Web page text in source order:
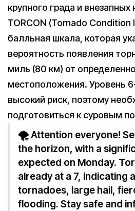
крупного града и внезапных
TORCON (Tornado Condition
балльная шкала, которая
вероятность появления
миль (80 км) от
местоположения. Уровень
высокий риск, поэтому
подготовиться к суровым
🌪️ Attention everyone!
the horizon, with a
expected on Monday.
already at a 7, indicating
tornadoes, large hail,
flooding. Stay safe and